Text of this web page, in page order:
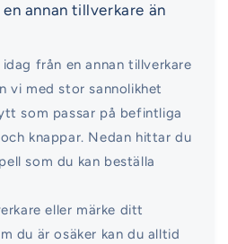
annan tillverkare än
från en annan tillverkare
vi med stor sannolikhet
som passar på befintliga
knappar. Nedan hittar du
som du kan beställa
eller märke ditt
du är osäker kan du alltid